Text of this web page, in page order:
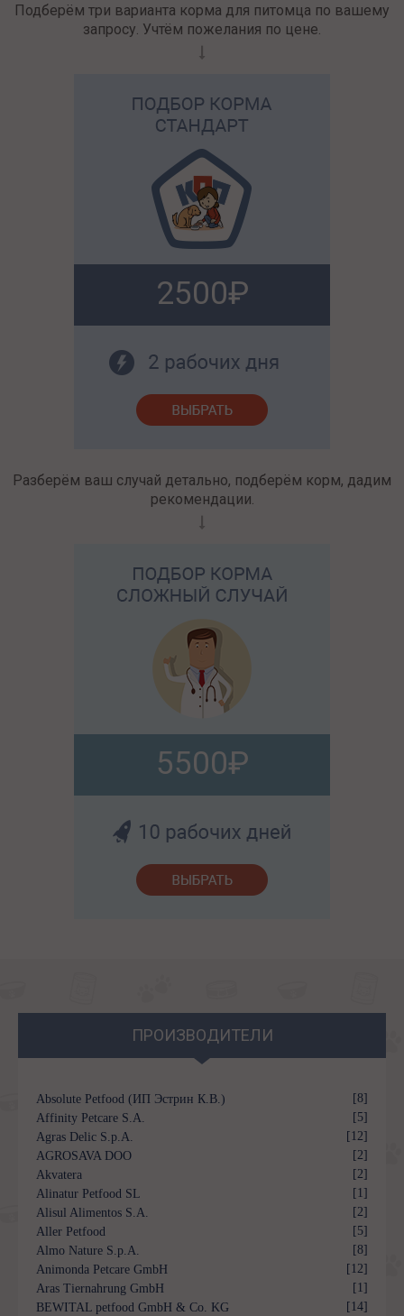
Подберём три варианта корма для питомца по вашему
запросу. Учтём пожелания по цене.
2500
Разберём ваш случай детально, подберём корм, дадим
рекомендации.
5500
ПРОИЗВОДИТЕЛИ
Absolute Petfood (ИП Эстрин К.В.)
[8]
Affinity Petcare S.A.
[5]
Agras Delic S.p.A.
[12]
AGROSAVA DOO
[2]
Akvatera
[2]
Alinatur Petfood SL
[1]
Alisul Alimentos S.A.
[2]
Aller Petfood
[5]
Almo Nature S.p.A.
[8]
Animonda Petcare GmbH
[12]
Aras Tiernahrung GmbH
[1]
BEWITAL petfood GmbH & Co. KG
[14]